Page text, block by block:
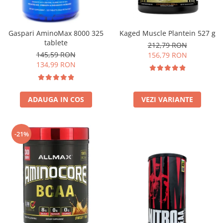
Vitamine bărbați / femei
Îngrijire personală
Insulated
JNX Sports
Kaged
Kevin Levrone
Muscle Meds
Muscle Pharm
Muscletech
Naughty Boy
Neocell
Nordic Naturals
NOW Foods
Nutrend
Olimp Sport Nutrition
Optimum Nutrition
Gaspari AminoMax 8000 325
tablete
145,59 RON
134,99 RON
ADAUGA IN COS
Kaged Muscle Plantein 527 g
212,79 RON
156,79 RON
VEZI VARIANTE
-21%